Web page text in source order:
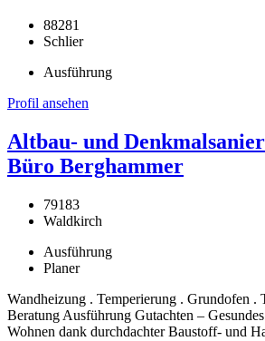
88281
Schlier
Ausführung
Profil ansehen
Altbau- und
Büro Berghammer
79183
Waldkirch
Ausführung
Planer
Wandheizung . Temperierung . Grundofen .
Beratung Ausführung Gutachten –
Wohnen dank durchdachter Baustoff- und